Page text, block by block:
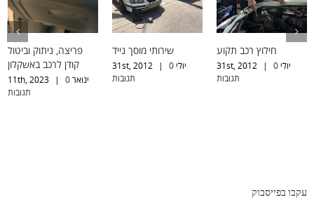
פריצה, ניתוק וביטול
קודן לרכב באשקלון
ינואר 11th, 2023 |
0
תגובות
שירותי מוסך נייד
יולי 31st, 2012 |
0
תגובות
חילוץ רכב תקוע
יולי 31st, 2012 |
0
תגובות
עקבו בפייסבוק